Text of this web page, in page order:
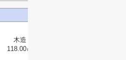
木造
118.00㎡